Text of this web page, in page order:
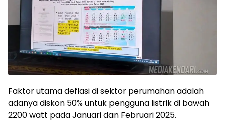
Faktor utama deflasi di sektor perumahan adalah
adanya diskon 50% untuk pengguna listrik di bawah
2200 watt pada Januari dan Februari 2025.